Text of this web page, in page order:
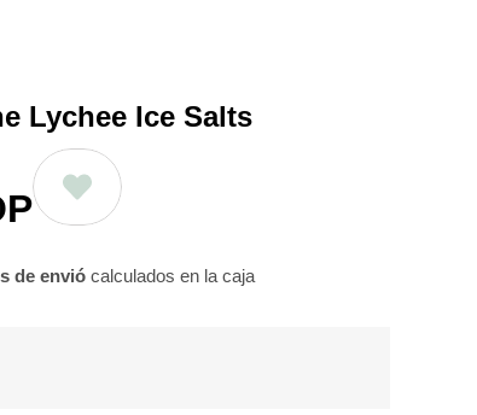
Lychee Ice Salts
de envió calculados en la caja